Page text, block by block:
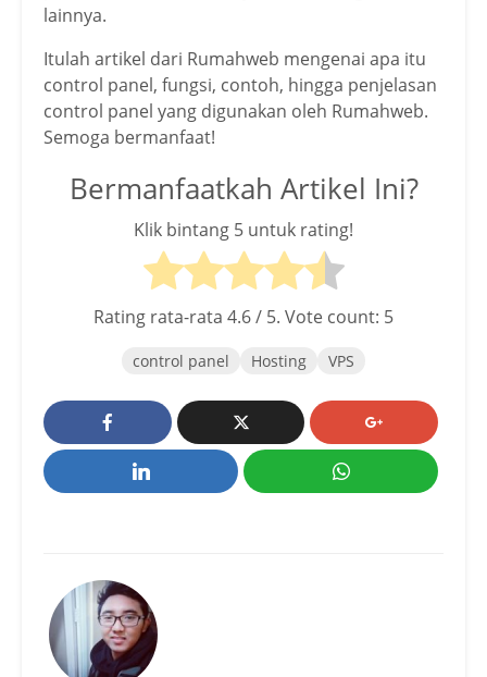
lainnya.
Itulah artikel dari Rumahweb mengenai apa itu
control panel, fungsi, contoh, hingga penjelasan
control panel yang digunakan oleh Rumahweb.
Semoga bermanfaat!
Bermanfaatkah Artikel Ini?
Klik bintang 5 untuk rating!
Rating rata-rata 4.6/ 5. Vote count: 5
control panel Hosting VPS